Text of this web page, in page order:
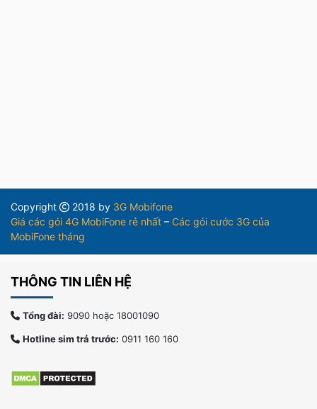
Copyright 2018 by 3G Mobifone
Giá các gói 4G MobiFone rẻ nhất – Các gói cước 3G của
MobiFone tháng
THÔNG TIN LIÊN HỆ
Tổng đài: 9090 hoặc 18001090
Hotline sim trả trước: 0911 160 160